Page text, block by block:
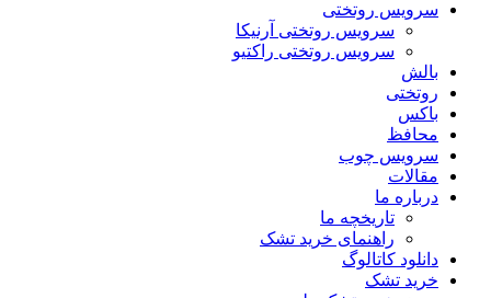
سرویس روتختی
سرویس روتختی آرنیکا
سرویس روتختی راکتیو
بالش
روتختی
باکس
محافظ
سرویس چوب
مقالات
درباره ما
تاریخچه ما
راهنمای خرید تشک
دانلود کاتالوگ
خرید تشک